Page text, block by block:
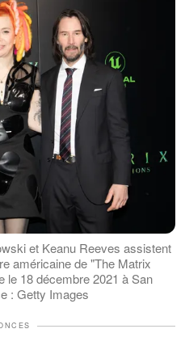
et Keanu Reeves assistent
américaine de "The Matrix
le 18 décembre 2021 à San
: Getty Images